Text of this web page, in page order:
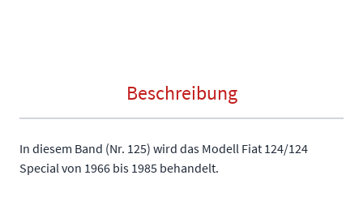
Beschreibung
In diesem Band (Nr. 125) wird das Modell Fiat 124/124
Special von 1966 bis 1985 behandelt.